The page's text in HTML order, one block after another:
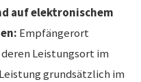
auf elektronischem
Empfängerort
Leistungsort im
grundsätzlich im